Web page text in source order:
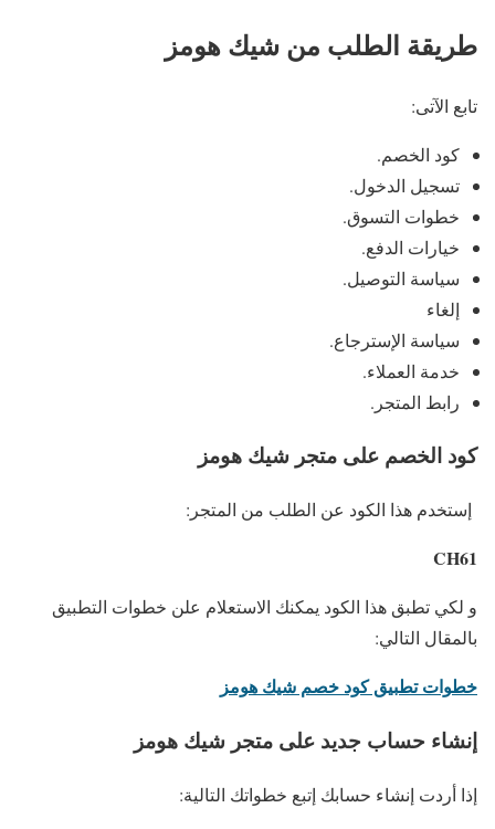
طريقة الطلب من شيك هومز
تابع الآتى:
كود الخصم.
تسجيل الدخول.
خطوات التسوق.
خيارات الدفع.
سياسة التوصيل.
إلغاء
سياسة الإسترجاع.
خدمة العملاء.
رابط المتجر.
كود الخصم على متجر شيك هومز
إستخدم هذا الكود عن الطلب من المتجر:
CH61
و لكي تطبق هذا الكود يمكنك الاستعلام علن خطوات التطبيق
بالمقال التالي:
خطوات تطبيق كود خصم شيك هومز
إنشاء حساب جديد على متجر شيك هومز
إذا أردت إنشاء حسابك إتبع خطواتك التالية: